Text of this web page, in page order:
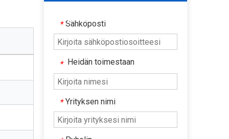
tarjous
* Sähköposti
* Heidän toimestaan
* Yrityksen nimi